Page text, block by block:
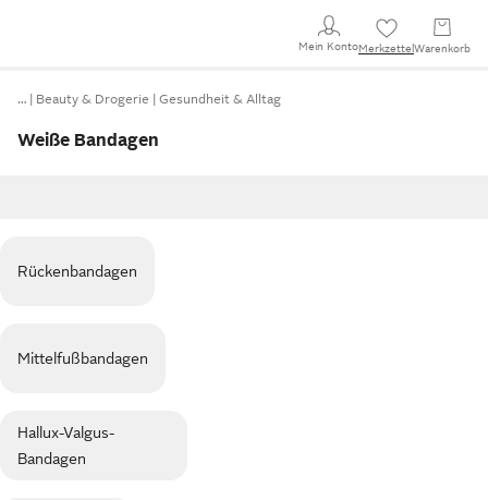
Mein KontoMerkzettel Warenkorb
… Beauty & Drogerie Gesundheit & Alltag
Weiße Bandagen
Rückenbandagen
Mittelfußbandagen
Hallux-Valgus-
Bandagen